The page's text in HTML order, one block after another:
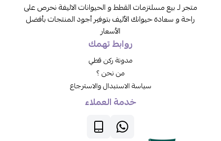
متجر لـ بيع مسلتزمات القطط و الحيوانات الاليفة نحرص على
راحة و سعادة حيوانك الأليف بتوفير أجود المنتجات بأفضل
الأسعار
روابط تهمك
مدونة ركن قطي
من نحن ؟
سياسة الاستبدال والاسترجاع
خدمة العملاء